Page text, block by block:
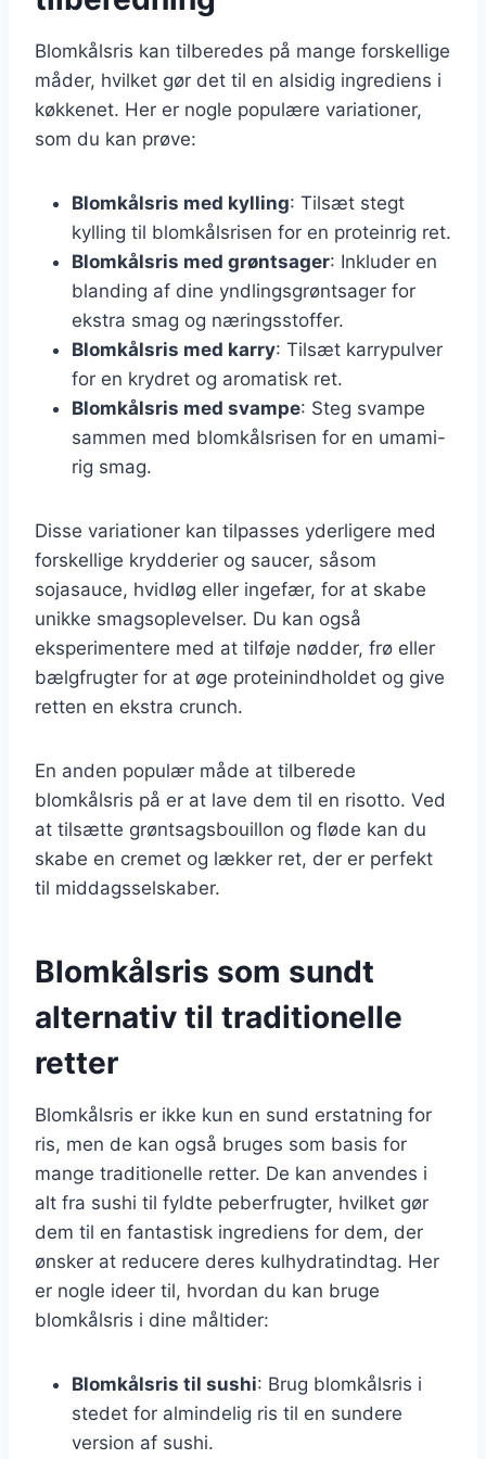
Blomkålsris kan tilberedes på mange forskellige
måder, hvilket gør det til en alsidig ingrediens i
køkkenet. Her er nogle populære variationer,
som du kan prøve:
Blomkålsris med kylling: Tilsæt stegt
kylling til blomkålsrisen for en proteinrig ret.
Blomkålsris med grøntsager: Inkluder en
blanding af dine yndlingsgrøntsager for
ekstra smag og næringsstoffer.
Blomkålsris med karry: Tilsæt karrypulver
for en krydret og aromatisk ret.
Blomkålsris med svampe: Steg svampe
sammen med blomkålsrisen for en umami-
rig smag.
Disse variationer kan tilpasses yderligere med
forskellige krydderier og saucer, såsom
sojasauce, hvidløg eller ingefær, for at skabe
unikke smagsoplevelser. Du kan også
eksperimentere med at tilføje nødder, frø eller
bælgfrugter for at øge proteinindholdet og give
retten en ekstra crunch.
En anden populær måde at tilberede
blomkålsris på er at lave dem til en risotto. Ved
at tilsætte grøntsagsbouillon og fløde kan du
skabe en cremet og lækker ret, der er perfekt
til middagsselskaber.
Blomkålsris som sundt
alternativ til traditionelle
retter
Blomkålsris er ikke kun en sund erstatning for
ris, men de kan også bruges som basis for
mange traditionelle retter. De kan anvendes i
alt fra sushi til fyldte peberfrugter, hvilket gør
dem til en fantastisk ingrediens for dem, der
ønsker at reducere deres kulhydratindtag. Her
er nogle ideer til, hvordan du kan bruge
blomkålsris i dine måltider:
Blomkålsris til sushi: Brug blomkålsris i
stedet for almindelig ris til en sundere
version af sushi.